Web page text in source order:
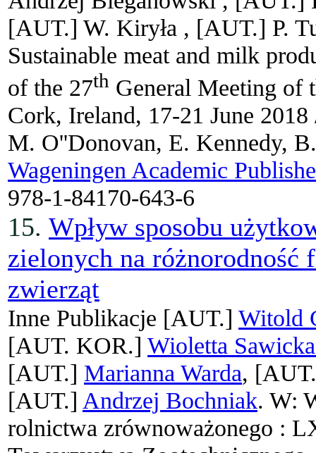
[AUT.] W. Kiryła , [AUT.] P.
Sustainable meat and milk
of the 27th General Meeting of
Cork, Ireland, 17-21 June
M. O''Donovan, E. Kennedy,
Wageningen Academic
978-1-84170-643-6
15. Wpływ sposobu
zielonych na różnorodność
zwierząt
Inne Publikacje [AUT.] Witold
[AUT. KOR.] Wioletta
[AUT.] Marianna Warda,
[AUT.] Andrzej Bochniak. W:
rolnictwa zrównoważonego :